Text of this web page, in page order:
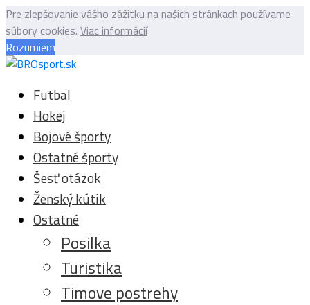
Pre zlepšovanie vášho zážitku na našich stránkach používame
súbory cookies. Viac informácií
Rozumiem
Futbal
Hokej
Bojové športy
Ostatné športy
Šesť otázok
Ženský kútik
Ostatné
Posilka
Turistika
Timove postrehy